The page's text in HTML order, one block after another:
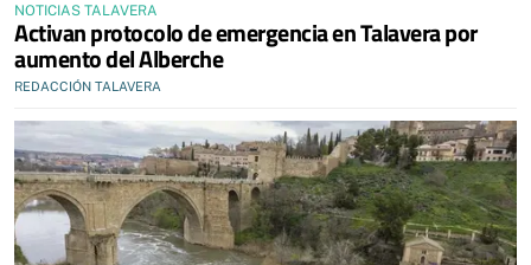
NOTICIAS TALAVERA
Activan protocolo de emergencia en Talavera por
aumento del Alberche
REDACCIÓN TALAVERA